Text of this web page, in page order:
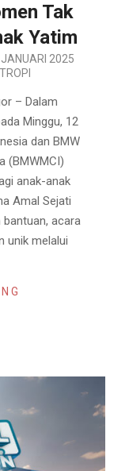
Tak
Yatim
2025
– Dalam
Minggu, 12
dan BMW
(BMWMCI)
anak-anak
Amal Sejati
bantuan, acara
unik melalui